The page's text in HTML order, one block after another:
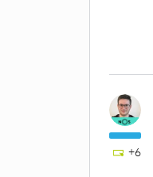
+6